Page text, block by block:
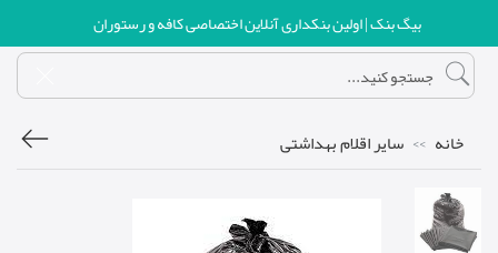
بیگ بنک | اولین بنکداری آنلاین اختصاصی کافه و رستوران
خانه سایر اقلام بهداشتی